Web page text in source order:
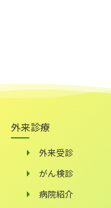
外来診療
外来受診
がん検診
病院紹介